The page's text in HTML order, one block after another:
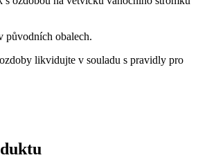
původních obalech.
likvidujte v souladu s pravidly pro